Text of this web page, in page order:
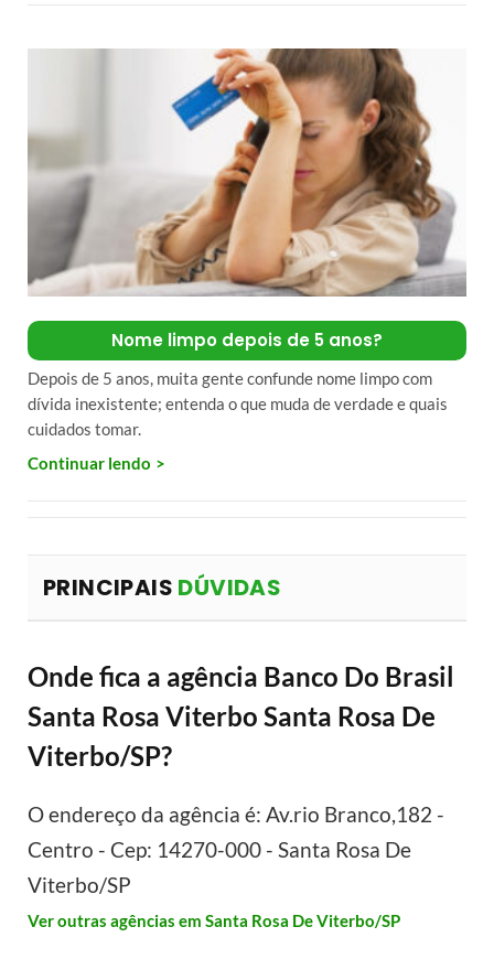
Nome limpo depois de 5 anos?
Depois de 5 anos, muita gente confunde nome limpo com
dívida inexistente; entenda o que muda de verdade e quais
cuidados tomar.
Continuar lendo
PRINCIPAIS DÚVIDAS
Onde fica a agência Banco Do Brasil
Santa Rosa Viterbo Santa Rosa De
Viterbo/SP?
O endereço da agência é: Av.rio Branco,182 -
Centro - Cep: 14270-000 - Santa Rosa De
Viterbo/SP
Ver outras agências em Santa Rosa De Viterbo/SP